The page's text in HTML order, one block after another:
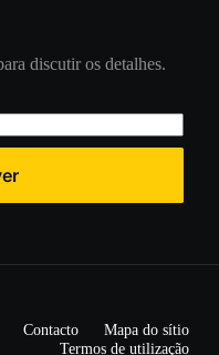
discutir os detalhes.
Contacto
Mapa do sítio
Termos de utilização